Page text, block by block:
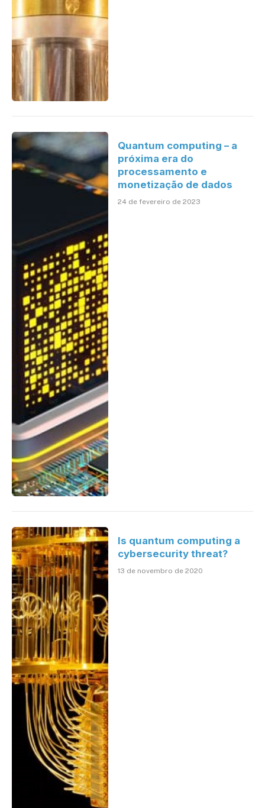
Quantum computing – a
próxima era do
processamento e
monetização de dados
24 de fevereiro de 2023
Is quantum computing a
cybersecurity threat?
13 de novembro de 2020